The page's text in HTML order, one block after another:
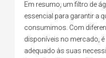
Em resumo, um filtro de
essencial para garantir a
consumimos. Com
disponíveis no mercado,
adequado às suas